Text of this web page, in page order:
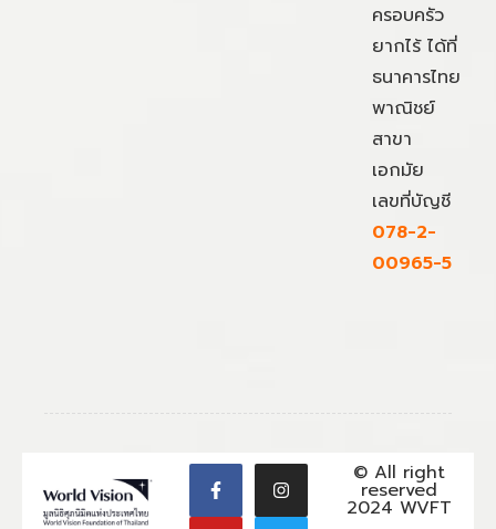
ครอบครัว
ยากไร้ ได้ที่
ธนาคารไทย
พาณิชย์
สาขา
เอกมัย
เลขที่บัญชี
078-2-
00965-5
© All right
reserved
2024 WVFT